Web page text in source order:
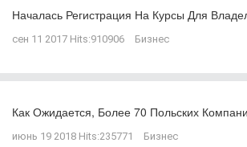
Началась Регистрация На Курсы Для
сен 11 2017 Hits:910906 Бизнес
Как Ожидается, Более 70 Польских
июнь 19 2018 Hits:235771 Бизнес